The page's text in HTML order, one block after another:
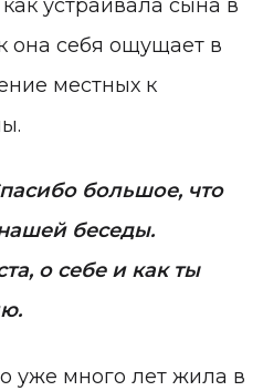
устраивала сына в
она себя ощущает в
местных к
большое, что
беседы.
о себе и как ты
уже много лет жила в